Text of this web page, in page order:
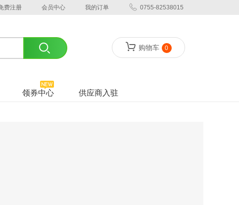
费注册 会员中心 我的订单 0755-82538015
购物车 0
领券中心 供应商入驻